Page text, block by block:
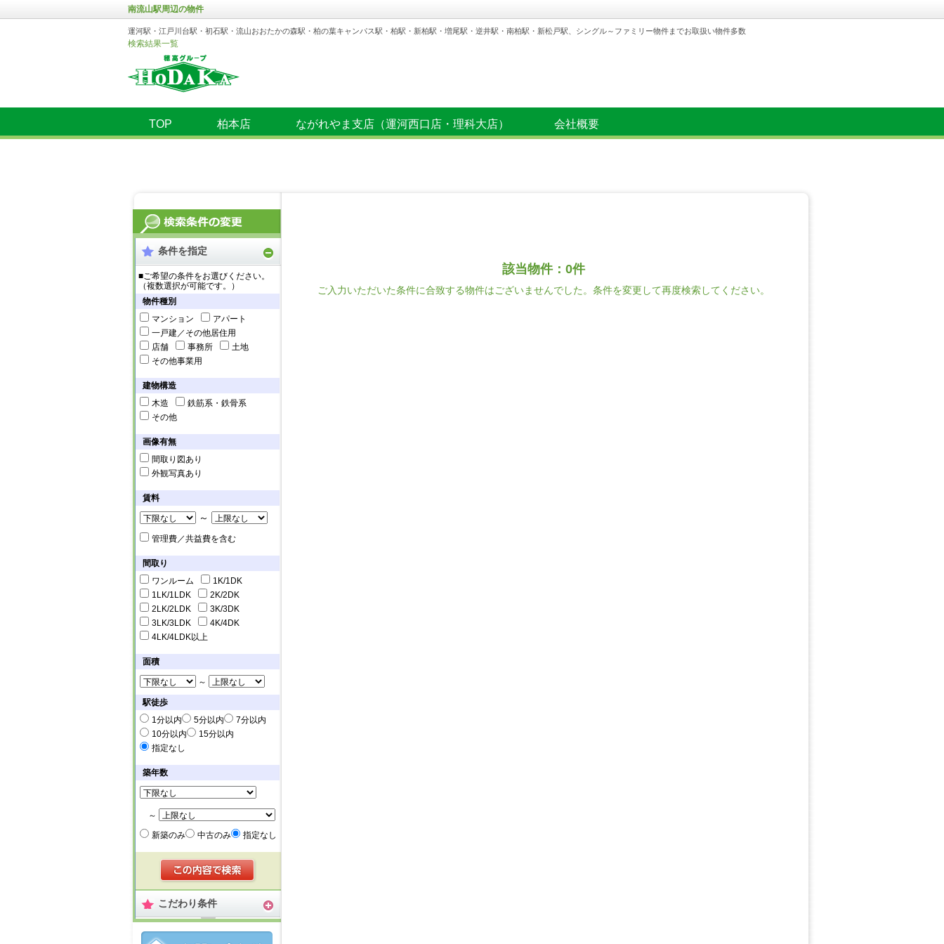
条件を指定
■ご希望の条件をお選びください。
（複数選択が可能です。）
物件種別
マンション
アパート
一戸建／その他居住用
店舗
事務所
土地
その他事業用
建物構造
木造
鉄筋系・鉄骨系
その他
画像有無
間取り図あり
外観写真あり
賃料
～
管理費／共益費を含む
間取り
ワンルーム
1K/1DK
1LK/1LDK
2K/2DK
2LK/2LDK
3K/3DK
3LK/3LDK
4K/4DK
4LK/4LDK以上
面積
～
駅徒歩
1分以内
5分以内
7分以内
10分以内
15分以内
指定なし
築年数
～
新築のみ
中古のみ 指定なし
こだわり条件
南流山駅周辺の物件
運河駅・江戸川台駅・初石駅・流山おおたかの森駅・柏の葉キャンパス駅・柏駅・新柏駅・増尾駅・逆井駅・南柏駅・新松戸駅、シングル～ファミリー物件までお取扱い物件多数
検索結果一覧
TOP 柏本店 ながれやま支店（運河西口店・理科大店） 会社概要
該当物件：0件
ご入力いただいた条件に合致する物件はございませんでした。条件を変更して再度検索してください。